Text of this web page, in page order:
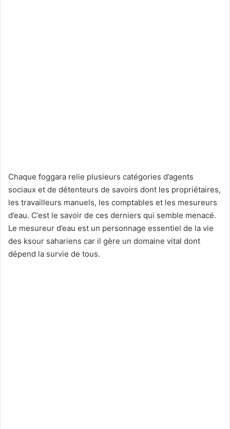
Chaque foggara relie plusieurs catégories d’agents
sociaux et de détenteurs de savoirs dont les propriétaires,
les travailleurs manuels, les comptables et les mesureurs
d’eau. C’est le savoir de ces derniers qui semble menacé.
Le mesureur d’eau est un personnage essentiel de la vie
des ksour sahariens car il gère un domaine vital dont
dépend la survie de tous.